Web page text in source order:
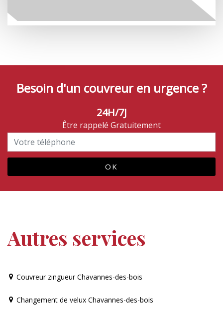
Besoin d'un couvreur en urgence ?
24H/7J
Être rappelé Gratuitement
Autres services
Couvreur zingueur Chavannes-des-bois
Changement de velux Chavannes-des-bois